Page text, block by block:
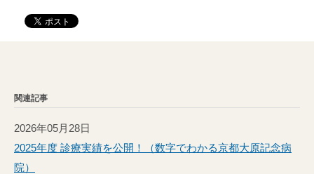
関連記事
2026年05月28日
2025年度 診療実績を公開！（数字でわかる京都大原記念病
院）